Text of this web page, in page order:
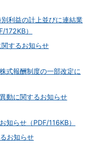
利益の計上並びに連結業
172KB）
するお知らせ
報酬制度の一部改定に
動に関するお知らせ
らせ（PDF/116KB）
お知らせ